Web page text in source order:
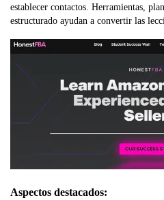
establecer contactos. Herramientas,
estructurado ayudan a convertir las
Aspectos destacados: